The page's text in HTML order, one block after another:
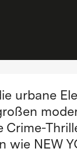
urbane
Crime-
wie NEW